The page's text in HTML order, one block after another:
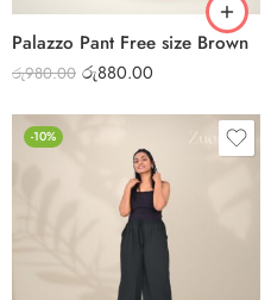
Palazzo Pant Free size Brown
රු980.00 රු880.00
-10%